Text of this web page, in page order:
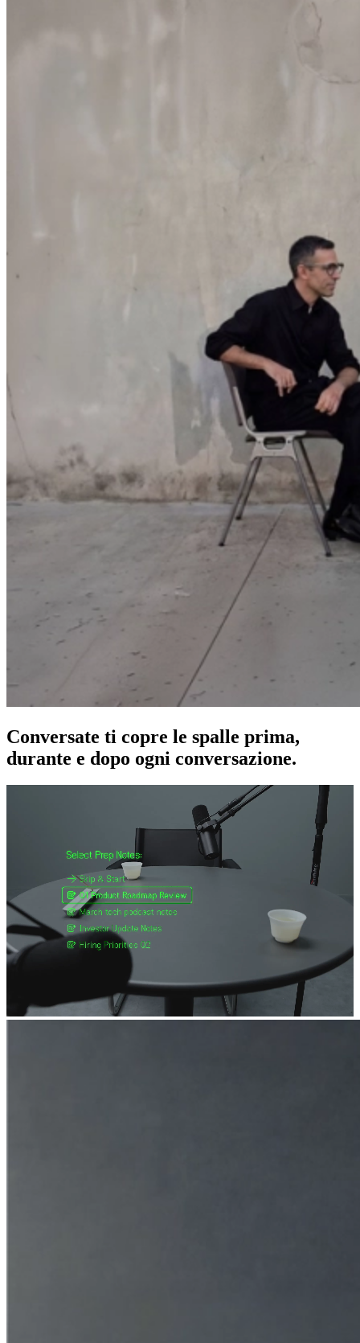
Conversate ti copre le spalle prima,
durante e dopo ogni conversazione.